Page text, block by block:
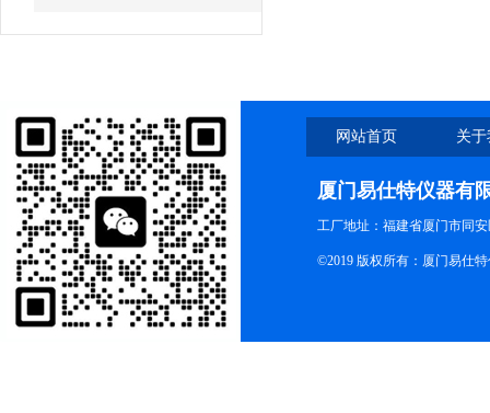
网站首页 关
厦门易仕特仪器有
工厂地址：福建省厦门市同
©2019 版权所有：厦门易仕